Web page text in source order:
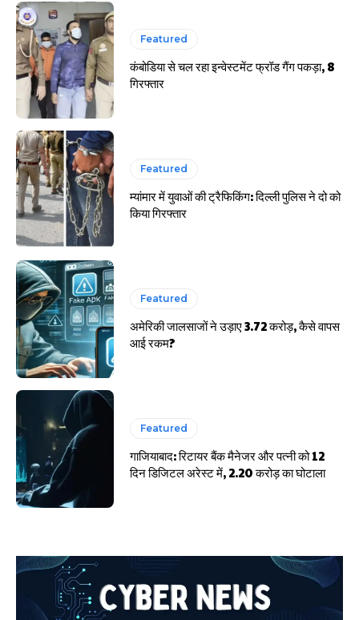
Featured
कंबोडिया से चल रहा इन्वेस्टमेंट फ्रॉड गैंग पकड़ा, 8
गिरफ्तार
Featured
म्यांमार में युवाओं की ट्रैफिकिंग: दिल्ली पुलिस ने दो को
किया गिरफ्तार
Featured
अमेरिकी जालसाजों ने उड़ाए 3.72 करोड़, कैसे वापस
आई रकम?
Featured
गाजियाबाद: रिटायर बैंक मैनेजर और पत्नी को 12
दिन डिजिटल अरेस्ट में, 2.20 करोड़ का घोटाला